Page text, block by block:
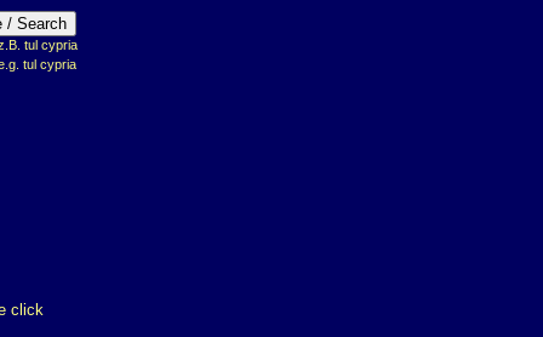
tul cypria
tul cypria
click